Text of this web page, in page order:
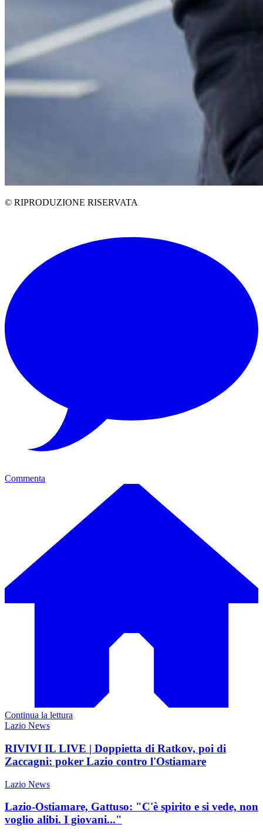
© RIPRODUZIONE RISERVATA
Commenta
Continua la lettura
Lazio News
RIVIVI IL LIVE | Doppietta di Ratkov, poi di
Zaccagni: poker Lazio contro l'Ostiamare
Lazio News
Lazio-Ostiamare, Gattuso: "C'è spirito e si vede, non
voglio alibi. I giovani..."